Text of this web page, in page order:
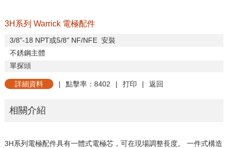
3H系列 Warrick 電極配件
3/8"-18 NPT或5/8" NF/NFE 安裝
不銹鋼主體
單探頭
詳細資料 | 點擊率：8402 | 打印 | 返回
相關介紹
3H系列電極配件具有一體式電極芯，可在現場調整長度。
一件式構造